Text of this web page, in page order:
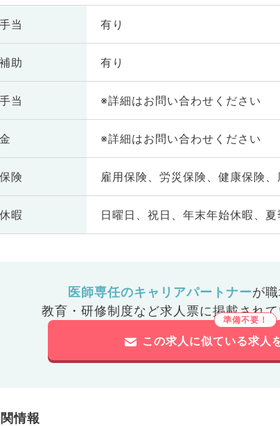
当 有り
助 有り
当 ※詳細はお問い合わせください
※詳細はお問い合わせください
険 雇用保険、労災保険、健康保険
暇 日曜日、祝日、年末年始休暇、夏
医師専任のキャリアパートナーが
教育・研修制度など求人票に掲載され
この求人に似ている求人
情報